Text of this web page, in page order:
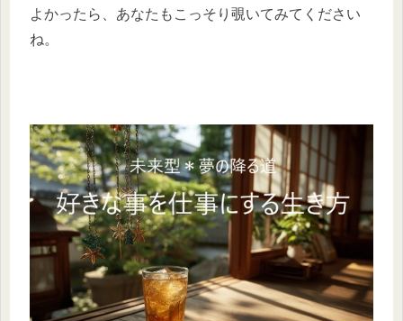
よかったら、あなたもこっそり覗いてみてください
ね。